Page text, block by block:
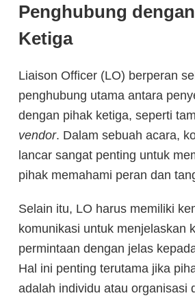
Penghubung
Ketiga
Liaison Officer (LO) berperan
penghubung utama antara
dengan pihak ketiga, seperti
vendor. Dalam sebuah acara,
lancar sangat penting untuk
pihak memahami peran dan
Selain itu, LO harus memiliki
komunikasi untuk menjelaskan
permintaan dengan jelas
Hal ini penting terutama jika
adalah individu atau organisasi